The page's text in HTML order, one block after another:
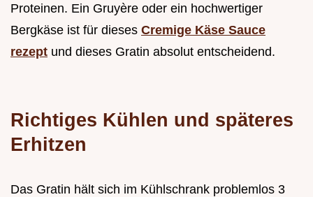
Proteinen. Ein Gruyère oder ein hochwertiger
Bergkäse ist für dieses Cremige Käse Sauce
rezept und dieses Gratin absolut entscheidend.
Richtiges Kühlen und späteres
Erhitzen
Das Gratin hält sich im Kühlschrank problemlos 3